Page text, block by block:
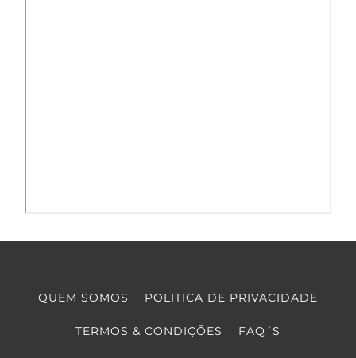
QUEM SOMOS POLITICA DE PRIVACIDADE
TERMOS & CONDIÇÕES FAQ´S